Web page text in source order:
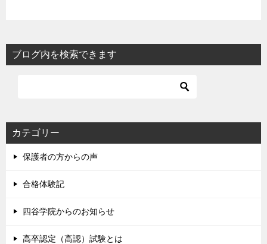
ブログ内を検索できます
カテゴリー
保護者の方からの声
合格体験記
四谷学院からのお知らせ
高卒認定（高認）試験とは